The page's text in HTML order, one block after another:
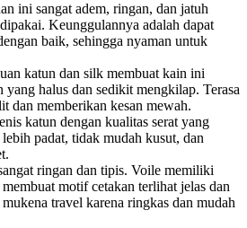
ini sangat adem, ringan, dan jatuh
Keunggulannya adalah dapat
baik, sehingga nyaman untuk
katun dan silk membuat kain ini
halus dan sedikit mengkilap. Terasa
dan memberikan kesan mewah.
katun dengan kualitas serat yang
padat, tidak mudah kusut, dan
ringan dan tipis. Voile memiliki
motif cetakan terlihat jelas dan
travel karena ringkas dan mudah